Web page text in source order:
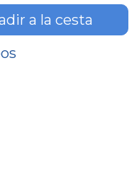
a la cesta